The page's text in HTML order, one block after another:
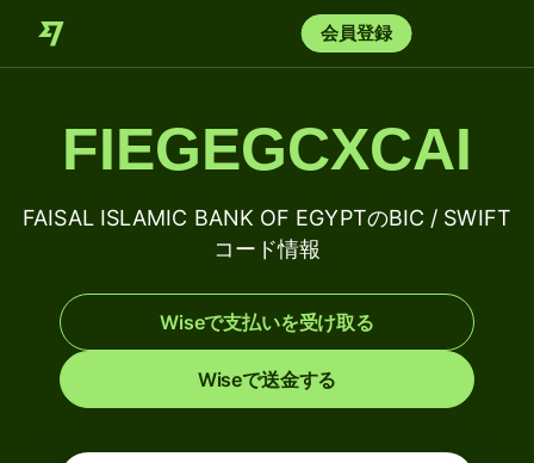
会員登録
FIEGEGCXCAI
FAISAL ISLAMIC BANK OF EGYPTのBIC / SWIFT
コード情報
Wiseで支払いを受け取る
Wiseで送金する